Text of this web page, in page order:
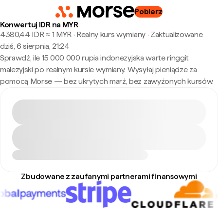
Pobierz
Konwertuj IDR na MYR
4380,44 IDR ≈ 1 MYR · Realny kurs wymiany· Zaktualizowane
dziś, 6 sierpnia, 21:24
Sprawdź, ile 15 000 000 rupia indonezyjska warte ringgit
malezyjski po realnym kursie wymiany. Wysyłaj pieniądze za
pomocą Morse — bez ukrytych marż, bez zawyżonych kursów.
Zbudowane z zaufanymi partnerami finansowymi